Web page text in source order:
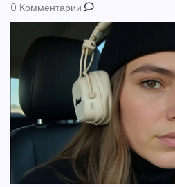
0 Комментарии